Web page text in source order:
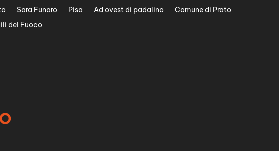
Sara Funaro Pisa Ad ovest di padalino
Comune di Prato
del Fuoco